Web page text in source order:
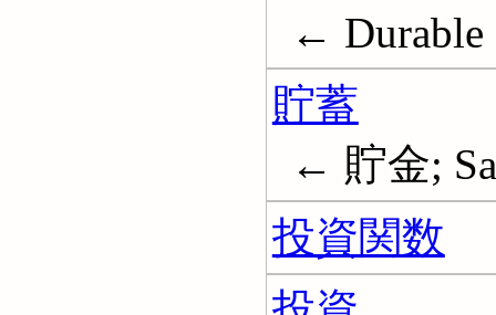
← Durable
貯蓄
← 貯金;
投資関数